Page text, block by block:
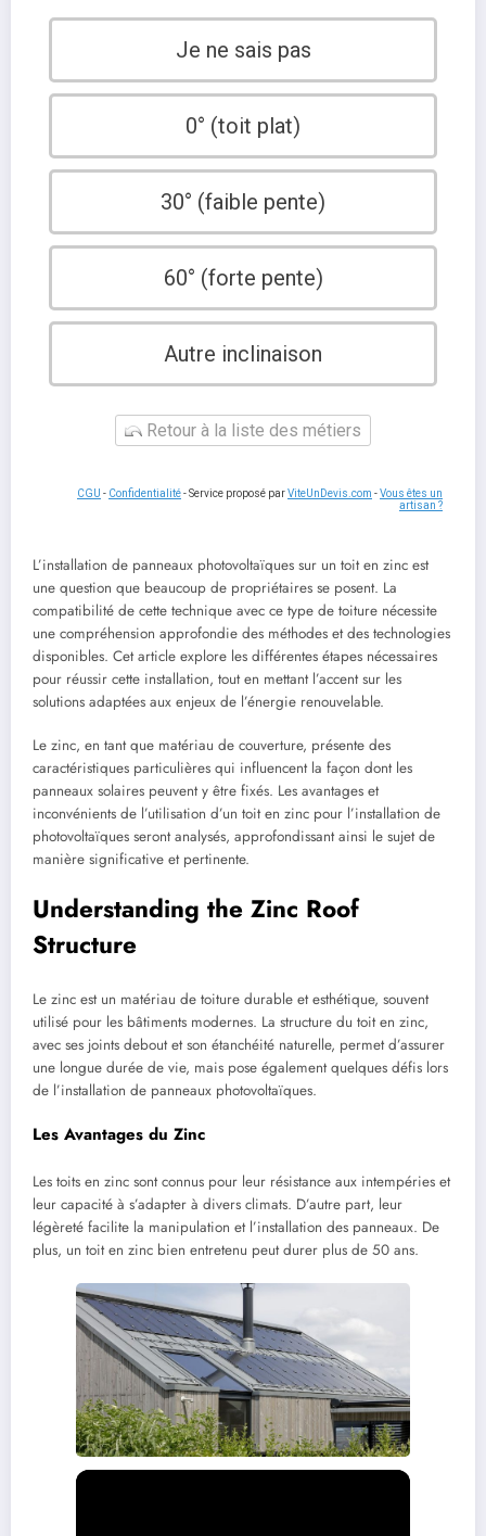
Je ne sais pas
0° (toit plat)
30° (faible pente)
60° (forte pente)
Autre inclinaison
Retour à la liste des métiers
CGU - Confidentialité- Service proposé parViteUnDevis.com -Vous êtes un
artisan ?
L’installation de panneaux photovoltaïques sur un toit en zinc est
une question que beaucoup de propriétaires se posent. La
compatibilité de cette technique avec ce type de toiture nécessite
une compréhension approfondie des méthodes et des technologies
disponibles. Cet article explore les différentes étapes nécessaires
pour réussir cette installation, tout en mettant l’accent sur les
solutions adaptées aux enjeux de l’énergie renouvelable.
Le zinc, en tant que matériau de couverture, présente des
caractéristiques particulières qui influencent la façon dont les
panneaux solaires peuvent y être fixés. Les avantages et
inconvénients de l’utilisation d’un toit en zinc pour l’installation de
photovoltaïques seront analysés, approfondissant ainsi le sujet de
manière significative et pertinente.
Understanding the Zinc Roof
Structure
Le zinc est un matériau de toiture durable et esthétique, souvent
utilisé pour les bâtiments modernes. La structure du toit en zinc,
avec ses joints debout et son étanchéité naturelle, permet d’assurer
une longue durée de vie, mais pose également quelques défis lors
de l’installation de panneaux photovoltaïques.
Les Avantages du Zinc
Les toits en zinc sont connus pour leur résistance aux intempéries et
leur capacité à s’adapter à divers climats. D’autre part, leur
légèreté facilite la manipulation et l’installation des panneaux. De
plus, un toit en zinc bien entretenu peut durer plus de 50 ans.